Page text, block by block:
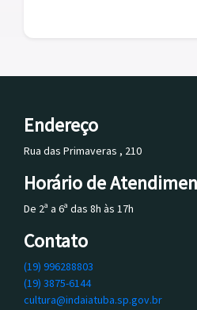
Endereço
Rua das Primaveras , 210
Horário de
De 2ª a 6ª das 8h às 17h
Contato
(19) 996288803
(19) 3875-6144
cultura@indaiatuba.sp.gov.br